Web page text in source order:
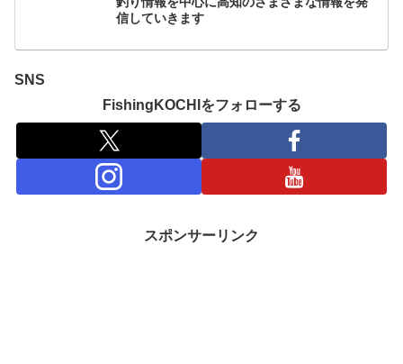
信していきます
SNS
FishingKOCHIをフォローする
スポンサーリンク